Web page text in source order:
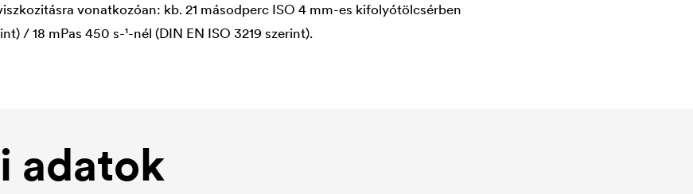
vonatkozóan: kb. 21 másodperc ISO 4 mm-es kifolyótölcsérben
/ 18 mPas 450 s-¹-nél (DIN EN ISO 3219 szerint).
adatok